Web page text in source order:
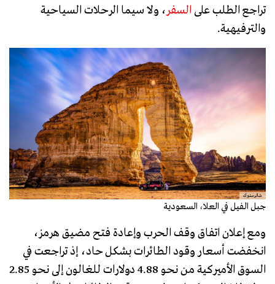
تراجع الطلب على السفر ، ولا سيما الرحلات السياحية
والترفيهية.
شاترستوك
جبل الفيل في العلا، السعودية
ومع إعلان اتفاق وقف الحرب وإعادة فتح مضيق هرمز،
انخفضت أسعار وقود الطائرات بشكل حاد، إذ تراجعت في
السوق الأميركية من نحو 4.88 دولارات للغالون إلى نحو 2.85